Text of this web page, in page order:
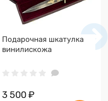
Подарочная шкатулка
винилискожа
3 500 ₽